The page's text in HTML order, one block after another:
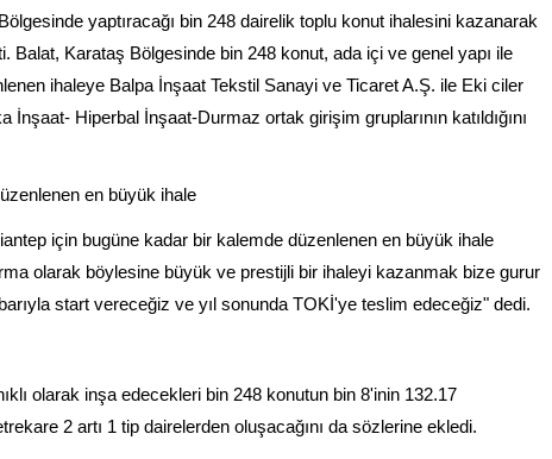
yaptıracağı bin 248 dairelik toplu konut ihalesini kazanarak
Balat, Karataş Bölgesinde bin 248 konut, ada içi ve genel yapı ile
ihaleye Balpa İnşaat Tekstil Sanayi ve Ticaret A.Ş. ile Eki ciler
Hiperbal İnşaat-Durmaz ortak girişim gruplarının katıldığını
en büyük ihale
için bugüne kadar bir kalemde düzenlenen en büyük ihale
olarak böylesine büyük ve prestijli bir ihaleyi kazanmak bize gurur
start vereceğiz ve yıl sonunda TOKİ'ye teslim edeceğiz" dedi.
olarak inşa edecekleri bin 248 konutun bin 8'inin 132.17
2 artı 1 tip dairelerden oluşacağını da sözlerine ekledi.